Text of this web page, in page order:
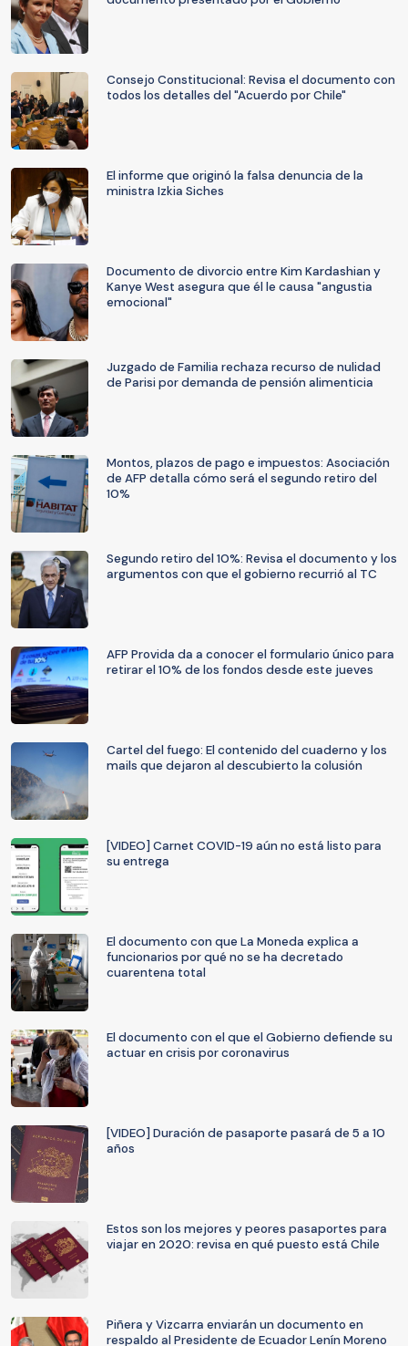
Consejo Constitucional: Revisa el documento con
todos los detalles del "Acuerdo por Chile"
El informe que originó la falsa denuncia de la
ministra Izkia Siches
Documento de divorcio entre Kim Kardashian y
Kanye West asegura que él le causa "angustia
emocional"
Juzgado de Familia rechaza recurso de nulidad
de Parisi por demanda de pensión alimenticia
Montos, plazos de pago e impuestos: Asociación
de AFP detalla cómo será el segundo retiro del
10%
Segundo retiro del 10%: Revisa el documento y los
argumentos con que el gobierno recurrió al TC
AFP Provida da a conocer el formulario único para
retirar el 10% de los fondos desde este jueves
Cartel del fuego: El contenido del cuaderno y los
mails que dejaron al descubierto la colusión
[VIDEO] Carnet COVID-19 aún no está listo para
su entrega
El documento con que La Moneda explica a
funcionarios por qué no se ha decretado
cuarentena total
El documento con el que el Gobierno defiende su
actuar en crisis por coronavirus
[VIDEO] Duración de pasaporte pasará de 5 a 10
años
Estos son los mejores y peores pasaportes para
viajar en 2020: revisa en qué puesto está Chile
Piñera y Vizcarra enviarán un documento en
respaldo al Presidente de Ecuador Lenín Moreno